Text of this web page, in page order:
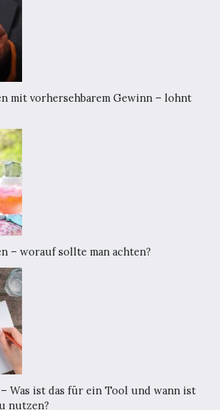
mit vorhersehbarem Gewinn – lohnt
– worauf sollte man achten?
Was ist das für ein Tool und wann ist
nutzen?